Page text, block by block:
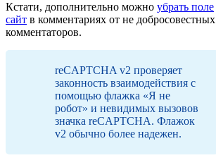
Кстати, дополнительно можно убрать поле
сайт в комментариях от не добросовестных
комментаторов.
reCAPTCHA v2 проверяет
законность взаимодействия с
помощью флажка «Я не
робот» и невидимых вызовов
значка reCAPTCHA. Флажок
v2 обычно более надежен.